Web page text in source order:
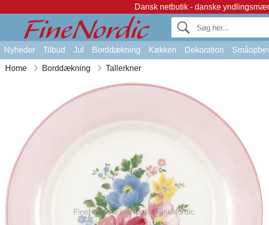
Dansk netbutik - danske
Nyheder Tilbud Jul Borddækning Køkken Dekoration
Home Borddækning Tallerkner